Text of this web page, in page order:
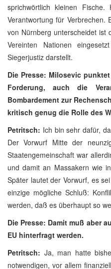
sprichwörtlich kleinen
Verantwortung für Verbrechen.
von Nürnberg unterscheidet ist
Vereinten Nationen
Siegerjustiz darstellt.
Die Presse: Milosevic
Forderung, auch die
Bombardement zur
kritisch genug die Rolle des
Petritsch: Ich bin sehr dafür,
Der Vorwurf Mitte der
Staatengemeinschaft war
und damit an Massakern wie
Später lautet der Vorwurf, es
einzige mögliche Schluß:
werden, daß es überhaupt so
Die Presse: Damit muß aber
EU hinterfragt werden.
Petritsch: Ja, man hatte
notwendigen, vor allem